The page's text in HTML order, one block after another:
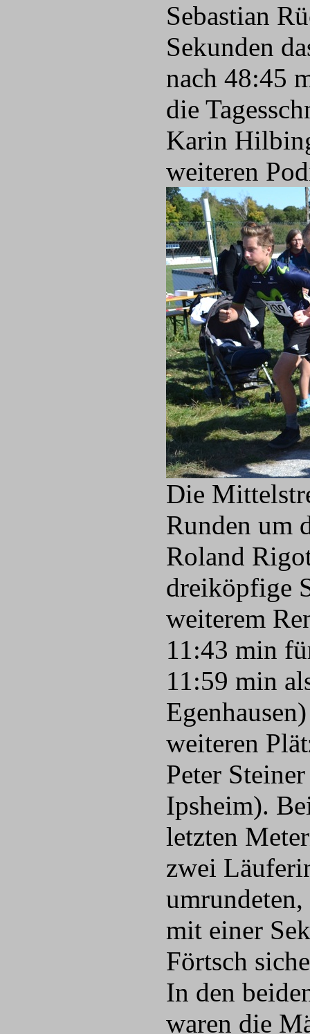
Sebastian
Sekunden
nach 48:45
die
Karin
weiteren
Die
Runden um
Roland
dreiköpfige
weiterem
11:43 min
11:59 min
weiteren
Peter
Ipsheim).
letzten
zwei
mit einer
Förtsch
In den
waren die